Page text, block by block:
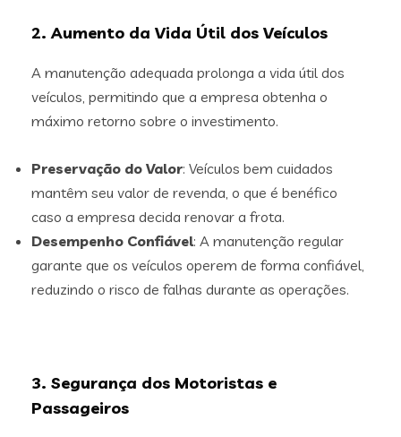
2. Aumento da Vida Útil dos Veículos
A manutenção adequada prolonga a vida útil dos
veículos, permitindo que a empresa obtenha o
máximo retorno sobre o investimento.
Preservação do Valor: Veículos bem cuidados
mantêm seu valor de revenda, o que é benéfico
caso a empresa decida renovar a frota.
Desempenho Confiável: A manutenção regular
garante que os veículos operem de forma confiável,
reduzindo o risco de falhas durante as operações.
3. Segurança dos Motoristas e
Passageiros